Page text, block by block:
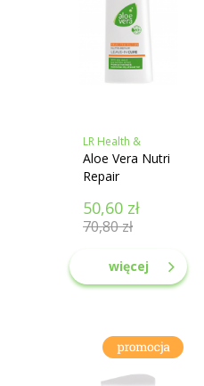
LR Health &
Beauty
Aloe Vera Nutri
Repair
włosów w
sprayu bez
50,60 zł
70,80zł
więcej